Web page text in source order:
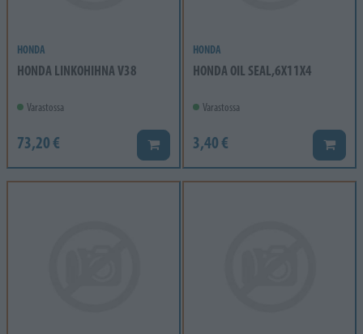
HONDA
HONDA LINKOHIHNA V38
Varastossa
73,20 € Lisää koriin
HONDA
HONDA OIL SEAL,6X11X4
Varastossa
3,40 € Lisää